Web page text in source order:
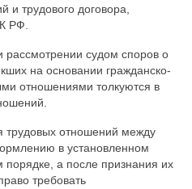
и трудового договора,
РФ.
судом споров о
на основании гражданско-
отношениями толкуются в
трудовых отношений между
в установленном
порядке, а после признания их
требовать